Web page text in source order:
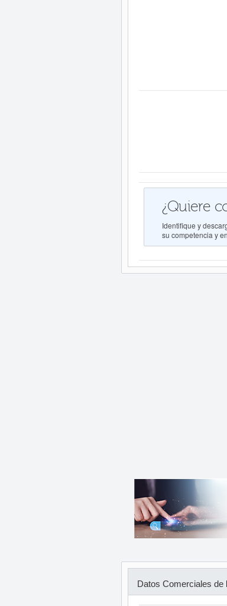
¿Quiere
Identifique y
su competencia y
Datos Comerciales de